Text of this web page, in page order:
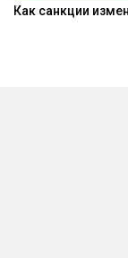
Как санкции